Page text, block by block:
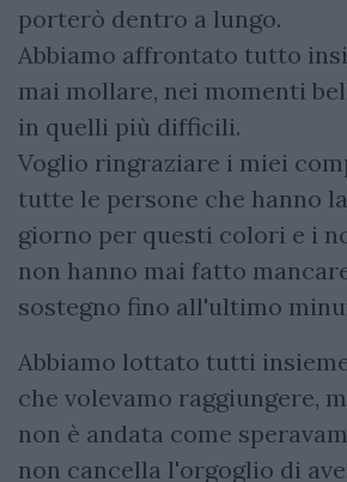
porterò dentro a lungo.
Abbiamo affrontato tutto
mai mollare, nei momenti
in quelli più difficili.
Voglio ringraziare i miei
tutte le persone che hanno
giorno per questi colori e i
non hanno mai fatto
sostegno fino all'ultimo
Abbiamo lottato tutti
che volevamo raggiungere,
non è andata come
non cancella l'orgoglio di